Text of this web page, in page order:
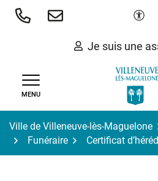
Aller
Je suis une
MENU
Ville de Villeneuve-lès-Maguelone
Funéraire
Certificat